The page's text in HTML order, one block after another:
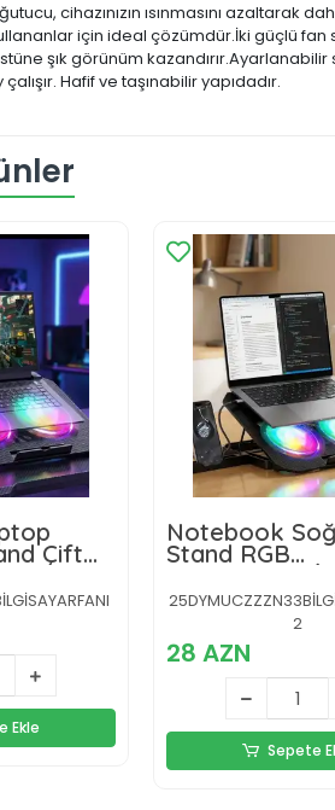
cihazınızın ısınmasını
için ideal çözümdür.İki güçlü fan
şık görünüm kazandırır.Ayarlanabilir
Hafif ve taşınabilir yapıdadır.
Çift
Ekle
Notebook
Stand RGB
Aydınlatmalı
Laptop Altlığı
2
28 AZN
Sepete